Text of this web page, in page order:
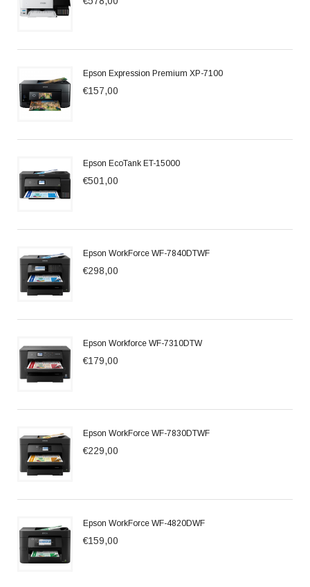
Epson Expression Premium XP-7100
€157,00
Epson EcoTank ET-15000
€501,00
Epson WorkForce WF-7840DTWF
€298,00
Epson Workforce WF-7310DTW
€179,00
Epson WorkForce WF-7830DTWF
€229,00
Epson WorkForce WF-4820DWF
€159,00